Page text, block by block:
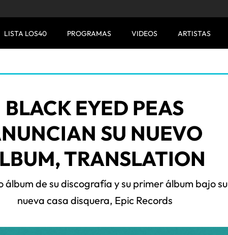
LISTA LOS40 PROGRAMAS VIDEOS ARTISTAS
BLACK EYED PEAS
SU NUEVO
TRANSLATION
álbum de su discografía y su primer álbum bajo su
nueva casa disquera, Epic Records